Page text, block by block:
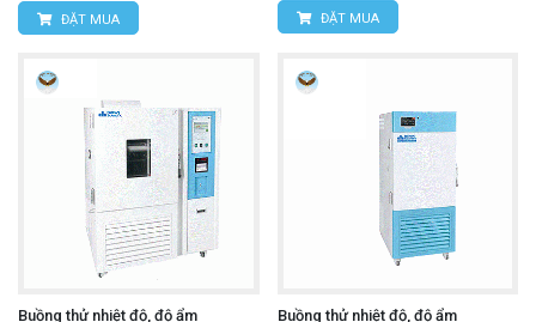
ĐẶT MUA ĐẶT MUA
Buồng thử nhiệt độ, độ ẩm
Buồng thử nhiệt độ, độ ẩm